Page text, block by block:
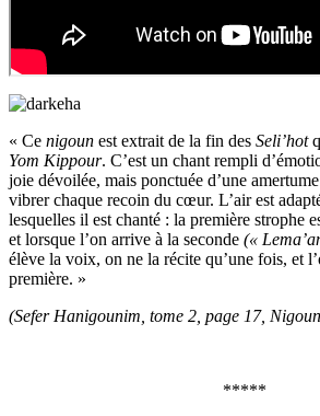
« Ce nigoun est extrait de la fin des Seli’hot
Yom Kippour. C’est un chant rempli
joie dévoilée, mais ponctuée d’une
vibrer chaque recoin du cœur. L’air est
lesquelles il est chanté : la première strophe
et lorsque l’on arrive à la seconde («
élève la voix, on ne la récite qu’une fois, et
première. »
(Sefer Hanigounim, tome 2, page 17,
*****